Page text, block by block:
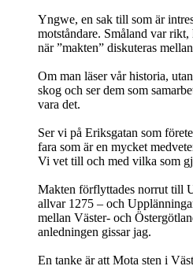
Yngwe, en sak till som är
motståndare. Småland var
när ”makten” diskuteras
Om man läser vår historia,
skog och ser dem som
vara det.
Ser vi på Eriksgatan som
fara som är en mycket
Vi vet till och med vilka som
Makten förflyttades norrut till
allvar 1275 – och
mellan Väster- och
anledningen gissar jag.
En tanke är att Mota sten i